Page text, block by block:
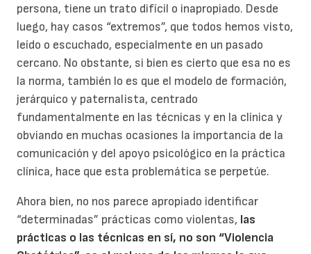
persona, tiene un trato difícil o inapropiado. Desde
luego, hay casos “extremos”, que todos hemos visto,
leído o escuchado, especialmente en un pasado
cercano. No obstante, si bien es cierto que esa no es
la norma, también lo es que el modelo de formación,
jerárquico y paternalista, centrado
fundamentalmente en las técnicas y en la clínica y
obviando en muchas ocasiones la importancia de la
comunicación y del apoyo psicológico en la práctica
clínica, hace que esta problemática se perpetúe.
Ahora bien, no nos parece apropiado identificar
“determinadas” prácticas como violentas, las
prácticas o las técnicas en sí, no son “Violencia